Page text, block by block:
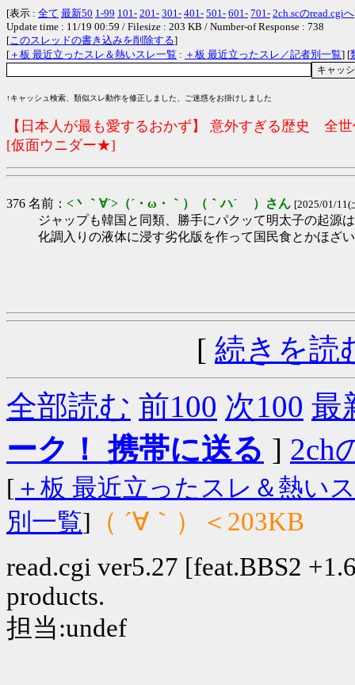
[表示 : 全て 最新50 1-99 101- 201- 301- 401- 501- 601- 701- 2ch.scのread.cgiへ
Update time : 11/19 00:59 / Filesize : 203 KB / Number-of Response : 738
[このスレッドの書き込みを削除する]
[ ＋板 最近立ったスレ＆熱いスレ一覧 : ＋板 最近立ったスレ／記者別一覧] [
↑キャッシュ検索、類似スレ動作を修正しました、ご迷惑をお掛けしました
【日本人が最も愛するおかず】 意外すぎる歴史 全
[仮面ウニダー★]
376 名前： <丶｀∀´>（´・ω・｀）（｀ハ´ ）さん [2025/01/11(
ジャップも韓国と同類、勝手にパクッて明太子の起源
化調入りの液体に浸す劣化版を作って国民食とかほざ
[ 続きを読
全部読む 前100 次100 最
ーク！ 携帯に送る ] 2ch
[ ＋板 最近立ったスレ＆熱い
別一覧] （ ´∀｀）＜203KB
read.cgi ver5.27 [feat.BBS2
products.
担当:undef